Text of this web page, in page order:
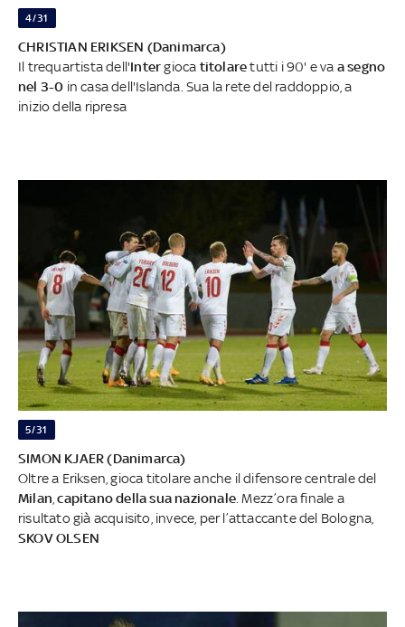
4/31
CHRISTIAN ERIKSEN (Danimarca)
Il trequartista dell'Intergioca titolaretutti i 90' e va a segno
nel 3-0 in casa dell'Islanda. Sua la rete del raddoppio, a
inizio della ripresa
5/31
SIMON KJAER (Danimarca)
Oltre a Eriksen, gioca titolare anche il difensore centrale del
Milan capitano della sua nazionale . Mezz’ora finale a
risultato già acquisito, invece, per l’attaccante del Bologna,
SKOV OLSEN